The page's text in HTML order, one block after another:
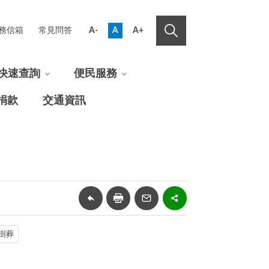
信箱 常見問答 A- A A+
速查詢 便民服務
款 交通資訊
葬